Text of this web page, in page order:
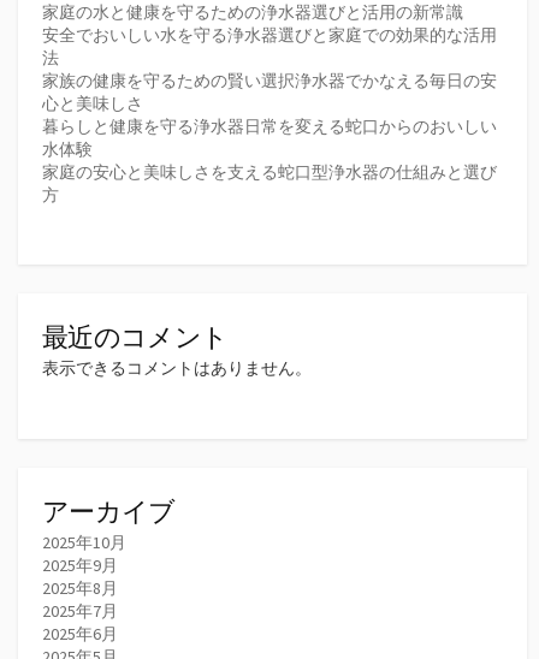
家庭の水と健康を守るための浄水器選びと活用の新常識
安全でおいしい水を守る浄水器選びと家庭での効果的な活用
法
家族の健康を守るための賢い選択浄水器でかなえる毎日の安
心と美味しさ
暮らしと健康を守る浄水器日常を変える蛇口からのおいしい
水体験
家庭の安心と美味しさを支える蛇口型浄水器の仕組みと選び
方
最近のコメント
表示できるコメントはありません。
アーカイブ
2025年10月
2025年9月
2025年8月
2025年7月
2025年6月